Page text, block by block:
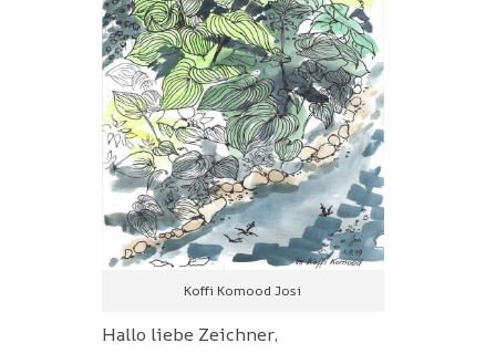
Koffi Komood Josi
Hallo liebe Zeichner,